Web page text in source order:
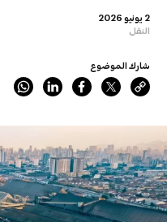
2 يونيو 2026
النقل
شارك الموضوع